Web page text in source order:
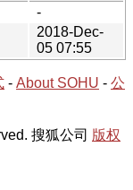
-
2018-Dec-
05 07:55
- About SOHU - 公
搜狐公司 版权